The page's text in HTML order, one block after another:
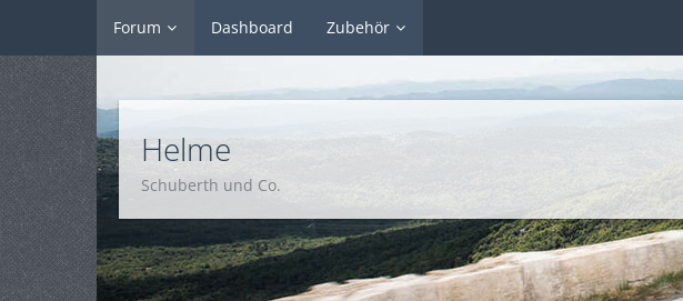
Forum Dashboard Zubehör
Helme
Schuberth und Co.